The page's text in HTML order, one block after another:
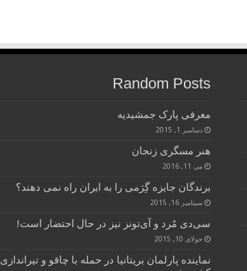
Random Posts
معرفی پارک جمشیدیه
دسامبر 1, 2015
هنر مسگری زنجان
می 11, 2016
برندگان جایزه گِرَمی را به ایران راه نمی دهند؟
سپتامبر 16, 2015
سی‌دی مُرد و آی‌تونز نیز در حال احتضار است!
جولای 10, 2015
نماینده پارلمان بریتانیا در حمله با چاقو و تیراندازی